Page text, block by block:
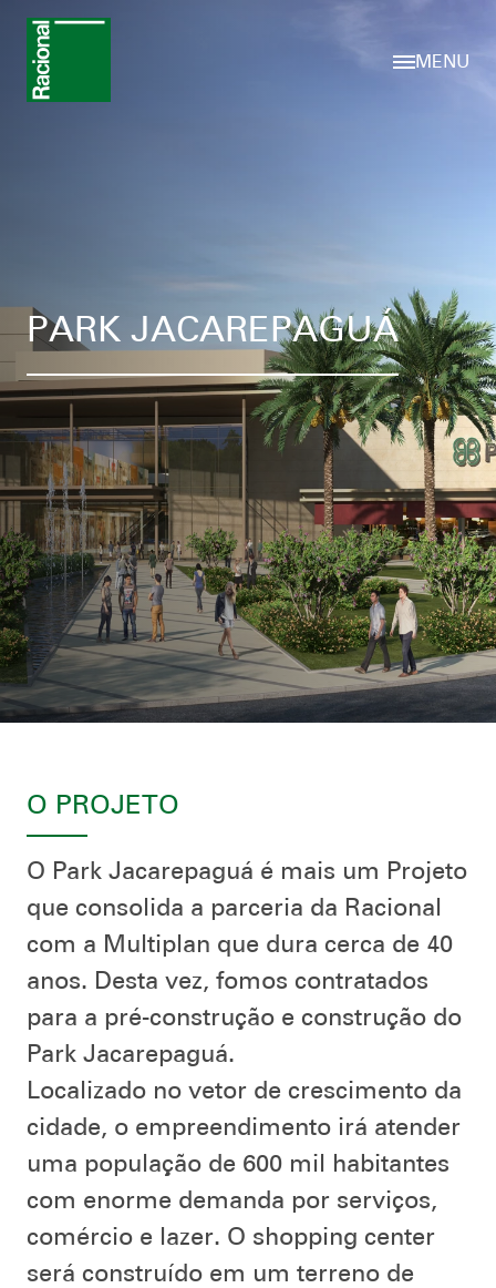
MENU
PARK JACAREPAGUÁ
O PROJETO
O Park Jacarepaguá é mais um Projeto
que consolida a parceria da Racional
com a Multiplan que dura cerca de 40
anos. Desta vez, fomos contratados
para a pré-construção e construção do
Park Jacarepaguá.
Localizado no vetor de crescimento da
cidade, o empreendimento irá atender
uma população de 600 mil habitantes
com enorme demanda por serviços,
comércio e lazer. O shopping center
será construído em um terreno de